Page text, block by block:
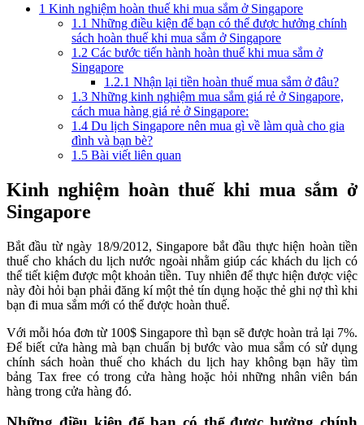
1 Kinh nghiệm hoàn thuế khi mua sắm ở Singapore
1.1 Những điều kiện để bạn có thể được hưởng chính
sách hoàn thuế khi mua sắm ở Singapore
1.2 Các bước tiến hành hoàn thuế khi mua sắm ở
Singapore
1.2.1 Nhận lại tiền hoàn thuế mua sắm ở đâu?
1.3 Những kinh nghiệm mua sắm giá rẻ ở Singapore,
cách mua hàng giá rẻ ở Singapore:
1.4 Du lịch Singapore nên mua gì về làm quà cho gia
đình và bạn bè?
1.5 Bài viết liên quan
Kinh nghiệm hoàn thuế khi mua sắm ở
Singapore
Bắt đầu từ ngày 18/9/2012, Singapore bắt đầu thực hiện hoàn tiền
thuế cho khách du lịch nước ngoài nhằm giúp các khách du lịch có
thể tiết kiệm được một khoản tiền. Tuy nhiên để thực hiện được việc
này đòi hỏi bạn phải đăng kí một thẻ tín dụng hoặc thẻ ghi nợ thì khi
bạn đi mua sắm mới có thể được hoàn thuế.
Với mỗi hóa đơn từ 100$ Singapore thì bạn sẽ được hoàn trả lại 7%.
Để biết cửa hàng mà bạn chuẩn bị bước vào mua sắm có sử dụng
chính sách hoàn thuế cho khách du lịch hay không bạn hãy tìm
bảng Tax free có trong cửa hàng hoặc hỏi những nhân viên bán
hàng trong cửa hàng đó.